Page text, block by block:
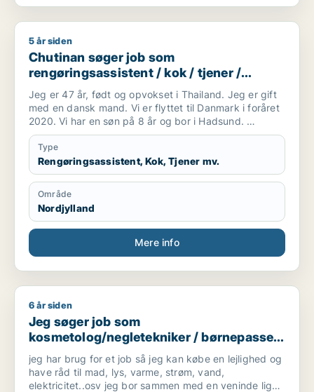
Chutinan søger job som rengøringsassistent / kok / tjener /
5 år siden
Chutinan søger job som
rengøringsassistent / kok / tjener /
køkkenmedarbejder / slagter
Jeg er 47 år, født og opvokset i Thailand. Jeg er gift
med en dansk mand. Vi er flyttet til Danmark i foråret
2020. Vi har en søn på 8 år og bor i Hadsund.
Jeg forstår og taler en del dansk og jeg går for tiden
på sprogskole. Taler desuden engelsk.
Jeg er handelsuddannet og har tidligere arbejdet med
bogholderi og kundekontakt i forskellige
virksomheder. Før og under min studietid har jeg
desuden arbejdet på fabrik
Jeg har for øjeblikket arbejde på fødevarefabrik nær
Hadsund hvor jeg arbejder i produktionen med
produkt rengøring og diverse rutineopgaver. Arbejdet
er kun 2 dage om ugen, men jeg vil gerne have
restaurant eller lign.).
• Jeg er stabil og ikke bange for at arbejde
• Jeg er kollegial og god til at planlægge mit arbejde
• Jeg er venlig, positiv og vant til at arbejde hårdt.
Type
Rengøringsassistent, Kok, Tjener mv.
Område
Nordjylland
Mere info
Jeg søger job som kosmetolog/negletekniker /
6 år siden
Jeg søger job som
kosmetolog/negletekniker / børnepasser
/ cafémedarbejder / blomsterhandler /
fritids medarbejder
jeg har brug for et job så jeg kan købe en lejlighed og
have råd til mad, lys, varme, strøm, vand,
elektricitet..osv jeg bor sammen med en veninde lige